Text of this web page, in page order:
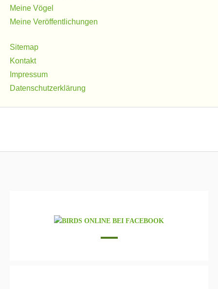
Meine Vögel
Meine Veröffentlichungen
Sitemap
Kontakt
Impressum
Datenschutzerklärung